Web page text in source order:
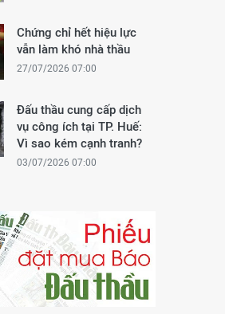
Chứng chỉ hết hiệu lực
vẫn làm khó nhà thầu
27/07/2026 07:00
Đấu thầu cung cấp dịch
vụ công ích tại TP. Huế:
Vì sao kém cạnh tranh?
03/07/2026 07:00